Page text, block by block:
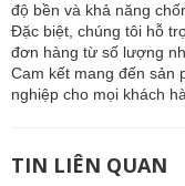
độ bền và khả năng
Đặc biệt, chúng tôi hỗ
đơn hàng từ số lượng
Cam kết mang đến sản
nghiệp cho mọi khách
TIN LIÊN QUAN